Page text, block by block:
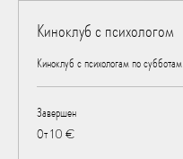
Киноклуб с психологом
Киноклуб с психологам по субботам
Завершен
От
10
От 10 €